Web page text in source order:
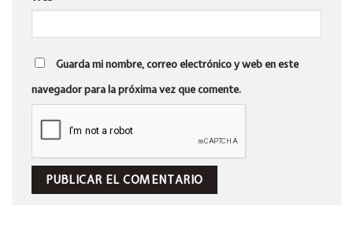
Guarda mi nombre, correo electrónico y web en este
navegador para la próxima vez que comente.